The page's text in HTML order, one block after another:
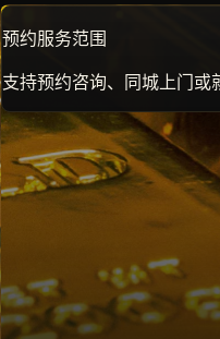
预约服务范围
支持预约咨询、同城上门或